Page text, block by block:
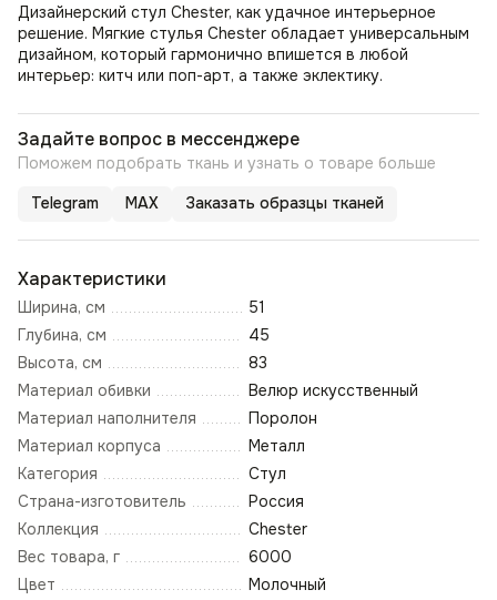
Дизайнерский стул Chester, как удачное интерьерное
решение. Мягкие стулья Chester обладает универсальным
дизайном, который гармонично впишется в любой
интерьер: китч или поп-арт, а также эклектику.
Задайте вопрос в мессенджере
Поможем подобрать ткань и узнать о товаре больше
Telegram MAX Заказать образцы тканей
Характеристики
Ширина, см
51
Глубина, см
45
Высота, см
83
Материал обивки
Велюр искусственный
Материал наполнителя
Поролон
Материал корпуса
Металл
Категория
Стул
Страна-изготовитель
Россия
Коллекция
Chester
Вес товара, г
6000
Цвет
Молочный